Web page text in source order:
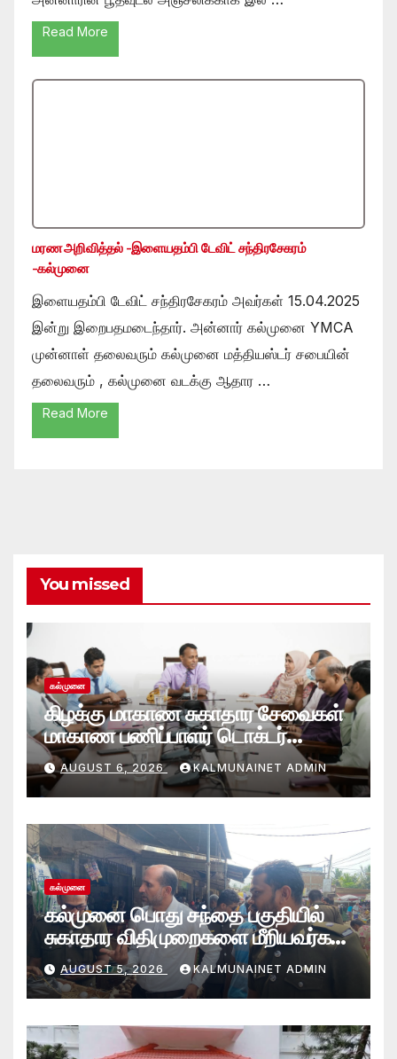
Read More
மரண அறிவித்தல் -இளையதம்பி டேவிட் சந்திரசேகரம்
-கல்முனை
இளையதம்பி டேவிட் சந்திரசேகரம் அவர்கள் 15.04.2025
இன்று இறைபதமடைந்தார். அன்னார் கல்முனை YMCA
முன்னாள் தலைவரும் கல்முனை மத்தியஸ்டர் சபையின்
தலைவரும் , கல்முனை வடக்கு ஆதார …
Read More
You missed
கல்முனை
கிழக்கு மாகாண சுகாதார சேவைகள்
மாகாண பணிப்பாளர் டொக்டர்
சரவணபவன் கல்முனை பிராந்திய
சுகாதார சேவைகள் பணிமனைக்கு
விஜயம்!
AUGUST 6, 2026 KALMUNAINET ADMIN
கல்முனை
கல்முனை பொது சந்தை பகுதியில்
சுகாதார விதிமுறைகளை மீறியவர்கள்
மீது சட்ட நடவடிக்கை!
AUGUST 5, 2026 KALMUNAINET ADMIN